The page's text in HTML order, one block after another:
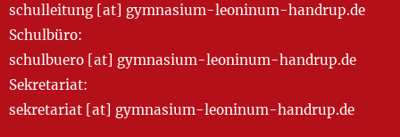
schulleitung [at] gymnasium-leoninum-handrup.de
Schulbüro:
schulbuero [at] gymnasium-leoninum-handrup.de
Sekretariat:
sekretariat [at] gymnasium-leoninum-handrup.de